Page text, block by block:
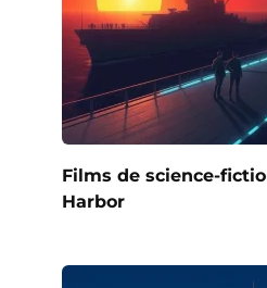
Films de science-
Harbor